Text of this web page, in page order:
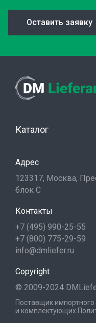
Оставить заявку
Каталог
Адрес
123317, Москва,
блок С
Контакты
+7 (495) 990-25-55
+7 (800) 775-29-59
info@dmliefer.ru
Copyright
© 2009-2024
Поставщик
и комплектующих